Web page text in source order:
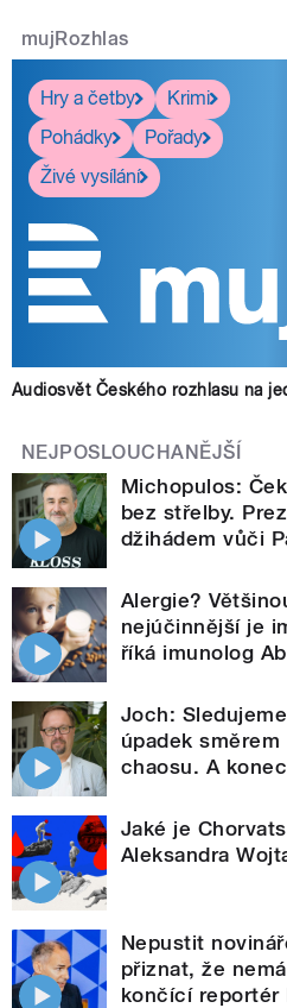
mujRozhlas
Hry a četby
Krimi
Pohádky
Pořady
Živé vysílání
Audiosvět Českého rozhlasu na
NEJPOSLOUCHANĚJŠÍ
Michopulos:
bez střelby.
džihádem vůči
Alergie?
nejúčinnější je
říká imunolog
Joch:
úpadek
chaosu. A
Jaké je
Aleksandra
Nepustit
přiznat, že
končící reportér